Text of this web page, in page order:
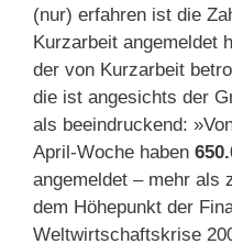
(nur) erfahren ist die
Kurzarbeit angemeldet
der von Kurzarbeit
die ist angesichts der
als beeindruckend:
April-Woche haben
angemeldet – mehr als
dem Höhepunkt der
Weltwirtschaftskrise